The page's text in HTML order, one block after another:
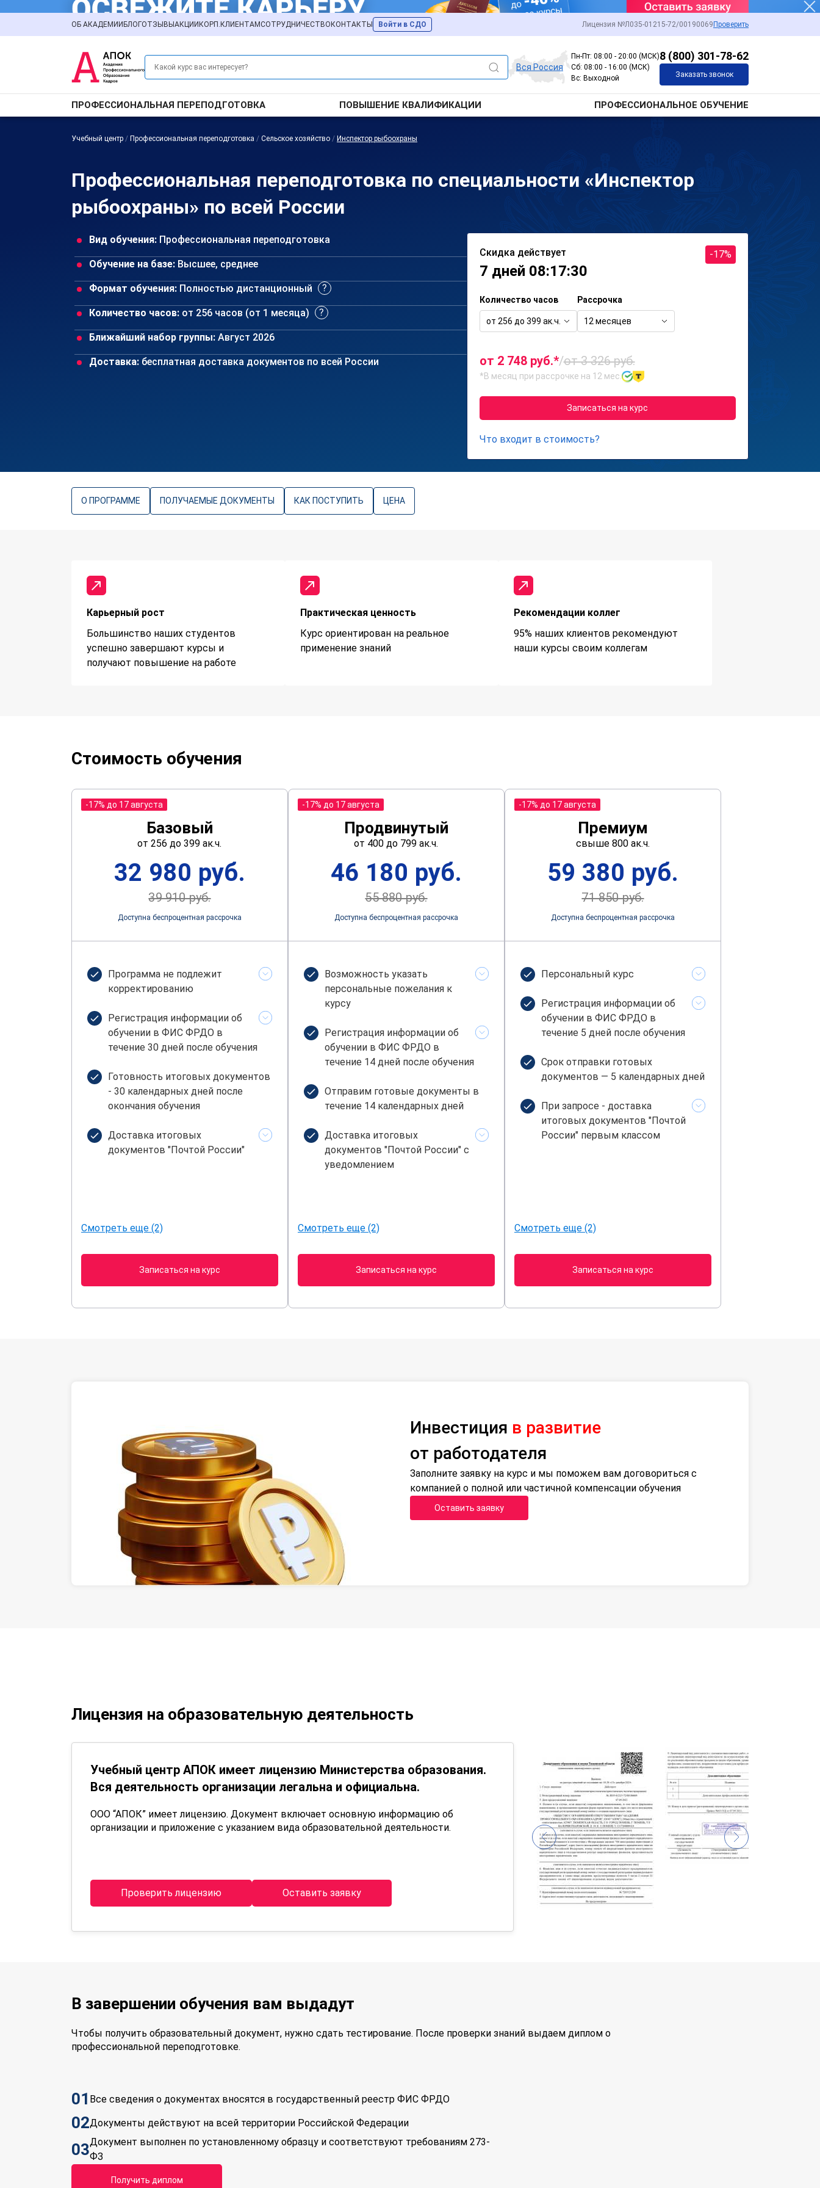
ОБ АКАДЕМИИ БЛОГОТЗЫВЫ АКЦИИ КОРП.КЛИЕНТАМСОТРУДНИЧЕСТВО КОНТАКТЫ Войти в СДО Лицензия №Л035-01215-72/00190069 Проверить
Вся Россия
Пн-Пт: 08:00 - 20:00 (МСК)
Сб: 08:00 - 16:00 (МСК)
Вс: Выходной
8 (800) 301-78-62
Заказать звонок
ПРОФЕССИОНАЛЬНАЯ ПЕРЕПОДГОТОВКА ПОВЫШЕНИЕ КВАЛИФИКАЦИИ ПРОФЕССИОНАЛЬНОЕ ОБУЧЕНИЕ
Учебный центр / Профессиональная переподготовка / Сельское хозяйство / Инспектор рыбоохраны
Профессиональная переподготовка по специальности «Инспектор
рыбоохраны» по всей России
Вид обучения: Профессиональная переподготовка
Обучение на базе: Высшее, среднее
Формат обучения: Полностью дистанционный
Количество часов: от 256 часов (от 1 месяца)
Ближайший набор группы: Август 2026
Доставка: бесплатная доставка документов по всей России
Скидка действует
7 дней 08:17:30
-17%
Количество часов
от 256 до 399 ак.ч.
Рассрочка
12 месяцев
от 2 748 руб.*/от 3 326 руб.
*В месяц при рассрочке на 12 мес.
Записаться на курс
Что входит в стоимость?
О ПРОГРАММЕ ПОЛУЧАЕМЫЕ ДОКУМЕНТЫ КАК ПОСТУПИТЬ ЦЕНА
Карьерный рост
Большинство наших студентов
успешно завершают курсы и
получают повышение на работе
Практическая ценность
Курс ориентирован на реальное
применение знаний
Рекомендации коллег
95% наших клиентов рекомендуют
наши курсы своим коллегам
Стоимость обучения
-17% до 17 августа
Базовый
от 256 до 399 ак.ч.
32 980 руб.
39 910 руб.
Доступна беспроцентная рассрочка
Программа не подлежит
корректированию
Регистрация информации об
обучении в ФИС ФРДО в
течение 30 дней после обучения
Готовность итоговых документов
- 30 календарных дней после
окончания обучения
Доставка итоговых
документов "Почтой России"
Смотреть еще (2)
Записаться на курс
-17% до 17 августа
Продвинутый
от 400 до 799 ак.ч.
46 180 руб.
55 880 руб.
Доступна беспроцентная рассрочка
Возможность указать
персональные пожелания к
курсу
Регистрация информации об
обучении в ФИС ФРДО в
течение 14 дней после обучения
Отправим готовые документы в
течение 14 календарных дней
Доставка итоговых
документов "Почтой России" с
уведомлением
Смотреть еще (2)
Записаться на курс
-17% до 17 августа
Премиум
свыше 800 ак.ч.
59 380 руб.
71 850 руб.
Доступна беспроцентная рассрочка
Персональный курс
Регистрация информации об
обучении в ФИС ФРДО в
течение 5 дней после обучения
Срок отправки готовых
документов — 5 календарных дней
При запросе - доставка
итоговых документов "Почтой
России" первым классом
Смотреть еще (2)
Записаться на курс
Инвестиция в развитие
от работодателя
Заполните заявку на курс и мы поможем вам договориться с
компанией о полной или частичной компенсации обучения
Оставить заявку
Лицензия на образовательную деятельность
Учебный центр АПОК имеет лицензию Министерства образования.
Вся деятельность организации легальна и официальна.
ООО “АПОК” имеет лицензию. Документ включает основную информацию об
организации и приложение с указанием вида образовательной деятельности.
Проверить лицензию Оставить заявку
В завершении обучения вам выдадут
Чтобы получить образовательный документ, нужно сдать тестирование. После проверки знаний выдаем диплом о
профессиональной переподготовке.
01 Все сведения о документах вносятся в государственный реестр ФИС ФРДО
02Документы действуют на всей территории Российской Федерации
03Документ выполнен по установленному образцу и соответствуют требованиям 273-
ФЗ
Получить диплом